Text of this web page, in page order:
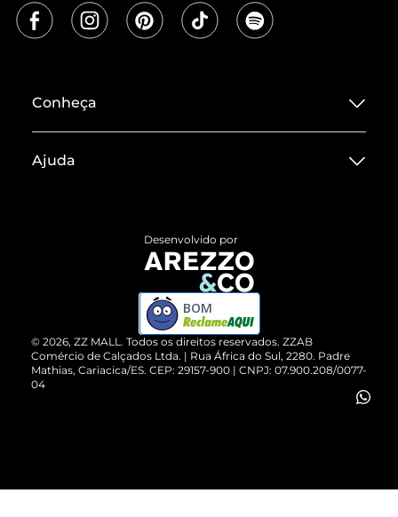
Conheça
Termos de Uso
ZZ MALL é confiável
Cartão Presente
Vendas Corporativas
Ajuda
Devolução do Produto
Compre pelo WhatsApp
© 2026, ZZ MALL. Todos os direitos reservados. ZZAB
Comércio de Calçados Ltda. | Rua África do Sul, 2280. Padre
Mathias, Cariacica/ES. CEP: 29157-900 | CNPJ: 07.900.208/0077-
04
Desenvolvido por
BOM